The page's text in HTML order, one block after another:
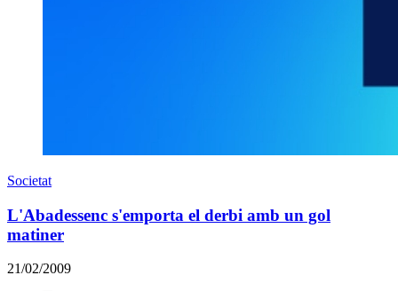
Societat
L'Abadessenc s'emporta el derbi amb un gol
matiner
21/02/2009